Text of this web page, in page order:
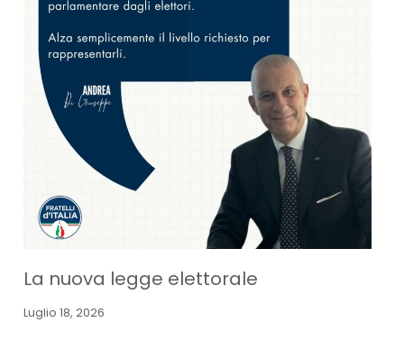
La nuova legge elettorale
Luglio 18, 2026